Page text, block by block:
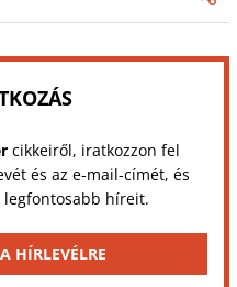
cikkeiről, iratkozzon fel
és az e-mail-címét, és
híreit.
HÍRLEVÉLRE